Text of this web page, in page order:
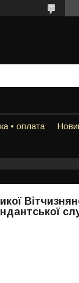
• оплата